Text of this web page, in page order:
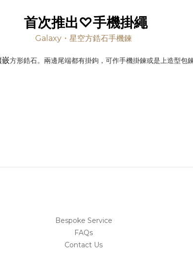
首次推出♡手機掛繩
Galaxy・星空方鋯石手機鍊
方形鋯石。兩邊尾端都有掛鉤，可作手機掛鍊或是上造型包
Bespoke Service
FAQs
Contact Us